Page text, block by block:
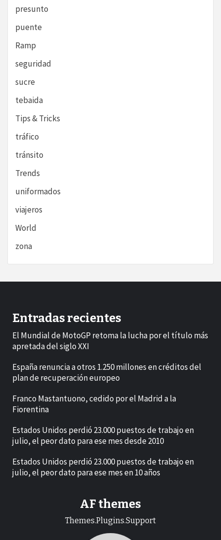
presunto
puente
Ramp
seguridad
sucre
tebaida
Tips & Tricks
tráfico
tránsito
Trends
uniformados
viajeros
World
zona
Entradas recientes
El Mundial de MotoGP retoma la lucha por el título más
apretada del siglo XXI
España renuncia a otros 1.250 millones en créditos del
plan de recuperación europeo
Franco Mastantuono, cedido por el Madrid a la
Fiorentina
Estados Unidos perdió 23.000 puestos de trabajo en
julio, el peor dato para ese mes desde 2010
Estados Unidos perdió 23.000 puestos de trabajo en
julio, el peor dato para ese mes en 10 años
AF themes
Themes.Plugins.Support